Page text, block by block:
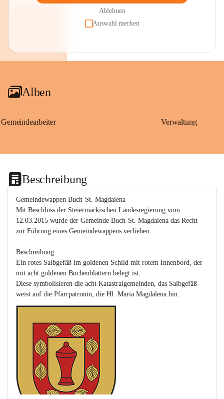
Ablehnen
Auswahl merken
Alben
Gemeindearbeiter Verwaltung
Beschreibung
Gemeindewappen Buch-St. Magdalena
Mit Beschluss der Steiermärkischen Landesregierung vom
12.03.2015 wurde der Gemeinde Buch-St. Magdalena das Recht
zur Führung eines Gemeindewappens verliehen.
Beschreibung:
Ein rotes Salbgefäß im goldenen Schild mit rotem Innenbord, der
mit acht goldenen Buchenblättern belegt ist.
Diese symbolisieren die acht Katastralgemeinden, das Salbgefäß